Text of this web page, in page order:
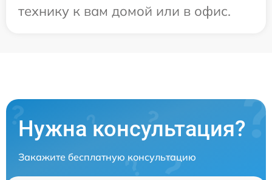
технику к вам домой или в офис.
Нужна консультация?
Закажите бесплатную консультацию